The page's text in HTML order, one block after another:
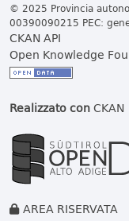
© 2025 Provincia
00390090215 PEC:
CKAN API
Open Knowledge
Realizzato conCKAN
AREA RISERVATA